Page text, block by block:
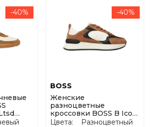
-40% -40%
BOSS
Женские
разноцветные
кроссовки BOSS B Icon
размер 37
Цвета:
Разноцветный